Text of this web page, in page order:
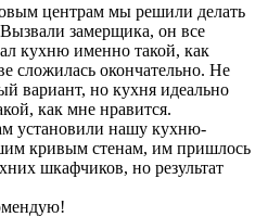
центрам мы решили делать
замерщика, он все
кухню именно такой, как
сложилась окончательно. Не
вариант, но кухня идеально
как мне нравится.
установили нашу кухню-
кривым стенам, им пришлось
шкафчиков, но результат